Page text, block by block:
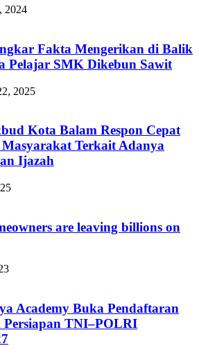
2024
Fakta Mengerikan di Balik
Pelajar SMK Dikebun Sawit
2025
Kota Balam Respon Cepat
Terkait Adanya
Ijazah
are leaving billions on
Academy Buka Pendaftaran
Persiapan TNI–POLRI